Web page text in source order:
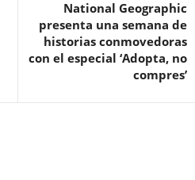
National Geographic
presenta una semana de
historias conmovedoras
con el especial ‘Adopta, no
compres’